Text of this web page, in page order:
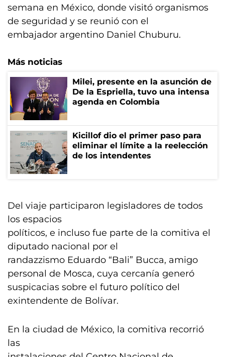
semana en México, donde visitó organismos
de seguridad y se reunió con el
embajador argentino Daniel Chuburu.
Más noticias
Milei, presente en la asunción de
De la Espriella, tuvo una intensa
agenda en Colombia
Kicillof dio el primer paso para
eliminar el límite a la reelección
de los intendentes
Del viaje participaron legisladores de todos
los espacios
políticos, e incluso fue parte de la comitiva el
diputado nacional por el
randazzismo Eduardo “Bali” Bucca, amigo
personal de Mosca, cuya cercanía generó
suspicacias sobre el futuro político del
exintendente de Bolívar.
En la ciudad de México, la comitiva recorrió
las